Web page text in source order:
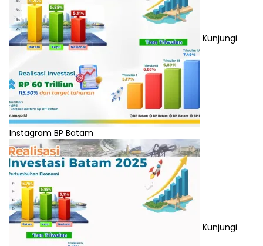
Kunjungi
Instagram BP Batam
Kunjungi